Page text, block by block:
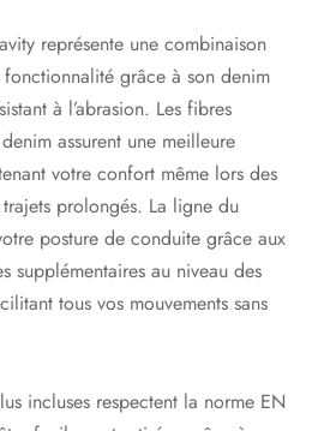
représente une combinaison
grâce à son denim
à l’abrasion. Les fibres
assurent une meilleure
votre confort même lors des
prolongés. La ligne du
posture de conduite grâce aux
supplémentaires au niveau des
tous vos mouvements sans
incluses respectent la norme EN